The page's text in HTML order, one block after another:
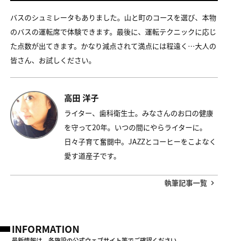
バスのシュミレータもありました。山と町のコースを選び、本物
のバスの運転席で体験できます。最後に、運転テクニックに応じ
た点数が出てきます。かなり減点されて満点には程遠く…大人の
皆さん、お試しください。
高田 洋子
ライター、歯科衛生士。みなさんのお口の健康
を守って20年。いつの間にやらライターに。
日々子育て奮闘中。JAZZとコーヒーをこよなく
愛す道産子です。
執筆記事一覧
INFORMATION